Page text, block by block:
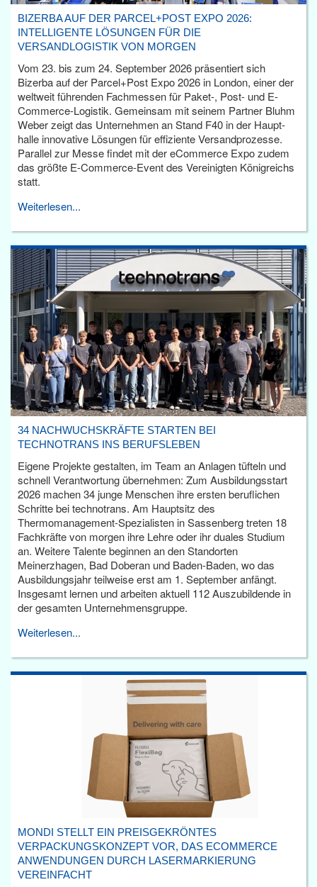
BIZERBA AUF DER PARCEL+POST EXPO 2026:
INTELLIGENTE LÖSUNGEN FÜR DIE
VERSANDLOGISTIK VON MORGEN
Vom 23. bis zum 24. September 2026 präsentiert sich
Bizerba auf der Parcel+Post Expo 2026 in London, einer der
weltweit führenden Fachmessen für Paket-, Post- und E-
Commerce-Logistik. Gemeinsam mit seinem Partner Bluhm
Weber zeigt das Unternehmen an Stand F40 in der Haupt­
halle innovative Lösungen für effiziente Versandprozesse.
Parallel zur Messe findet mit der eCommerce Expo zudem
das größte E-Commerce-Event des Vereinigten Königreichs
statt.
Weiterlesen...
34 NACHWUCHSKRÄFTE STARTEN BEI
TECHNOTRANS INS BERUFSLEBEN
Eigene Projekte gestalten, im Team an Anlagen tüfteln und
schnell Verantwortung übernehmen: Zum Ausbildungsstart
2026 machen 34 junge Menschen ihre ersten beruflichen
Schritte bei technotrans. Am Hauptsitz des
Thermomanagement-Spezialisten in Sassenberg treten 18
Fachkräfte von morgen ihre Lehre oder ihr duales Studium
an. Weitere Talente beginnen an den Standorten
Meinerzhagen, Bad Doberan und Baden-Baden, wo das
Ausbildungsjahr teilweise erst am 1. September anfängt.
Insgesamt lernen und arbeiten aktuell 112 Auszubildende in
der gesamten Unternehmensgruppe.
Weiterlesen...
MONDI STELLT EIN PREISGEKRÖNTES
VERPACKUNGSKONZEPT VOR, DAS ECOMMERCE
ANWENDUNGEN DURCH LASERMARKIERUNG
VEREINFACHT